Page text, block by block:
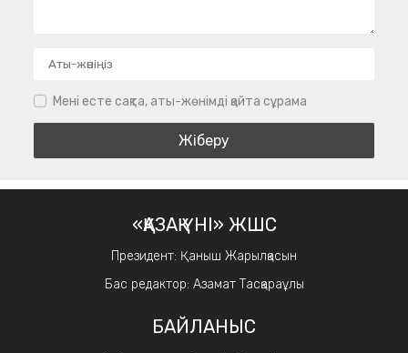
Мені есте сақта, аты-жөнімді қайта сұрама
«ҚАЗАҚ ҮНІ» ЖШС
Президент: Қаныш Жарылқасын
Бас редактор: Азамат Тасқараұлы
БАЙЛАНЫС